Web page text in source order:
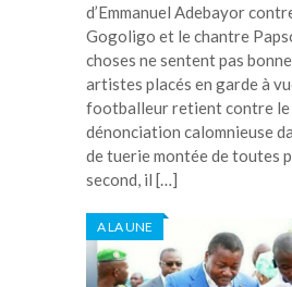
d’Emmanuel Adebayor
Gogoligo et le chantre
choses ne sentent pas
artistes placés en garde à
footballeur retient contre le
dénonciation calomnieuse
de tuerie montée de toutes
second, il […]
A LA UNE